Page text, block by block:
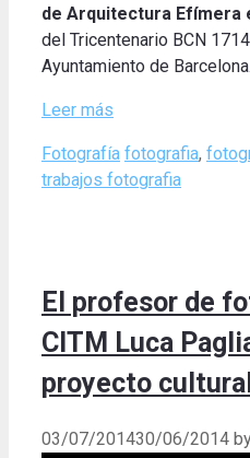
de Arquitectura Efímera
del Tricentenario BCN
Ayuntamiento de Barcelona.
Leer más
Categories
Fotografía Tags
fotografia,
trabajos fotografia
El profesor de
CITM Luca
proyecto
03/07/201430/06/2014